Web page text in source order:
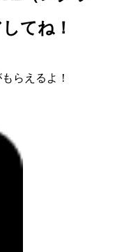
てね！
もらえるよ！